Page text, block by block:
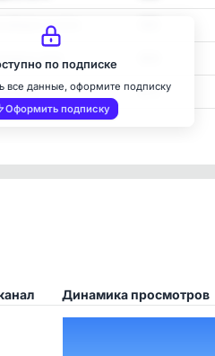
в сети
в сети
сети 672
по подписке
все данные, оформите подписку
Оформить подписку
Динамика просмотров